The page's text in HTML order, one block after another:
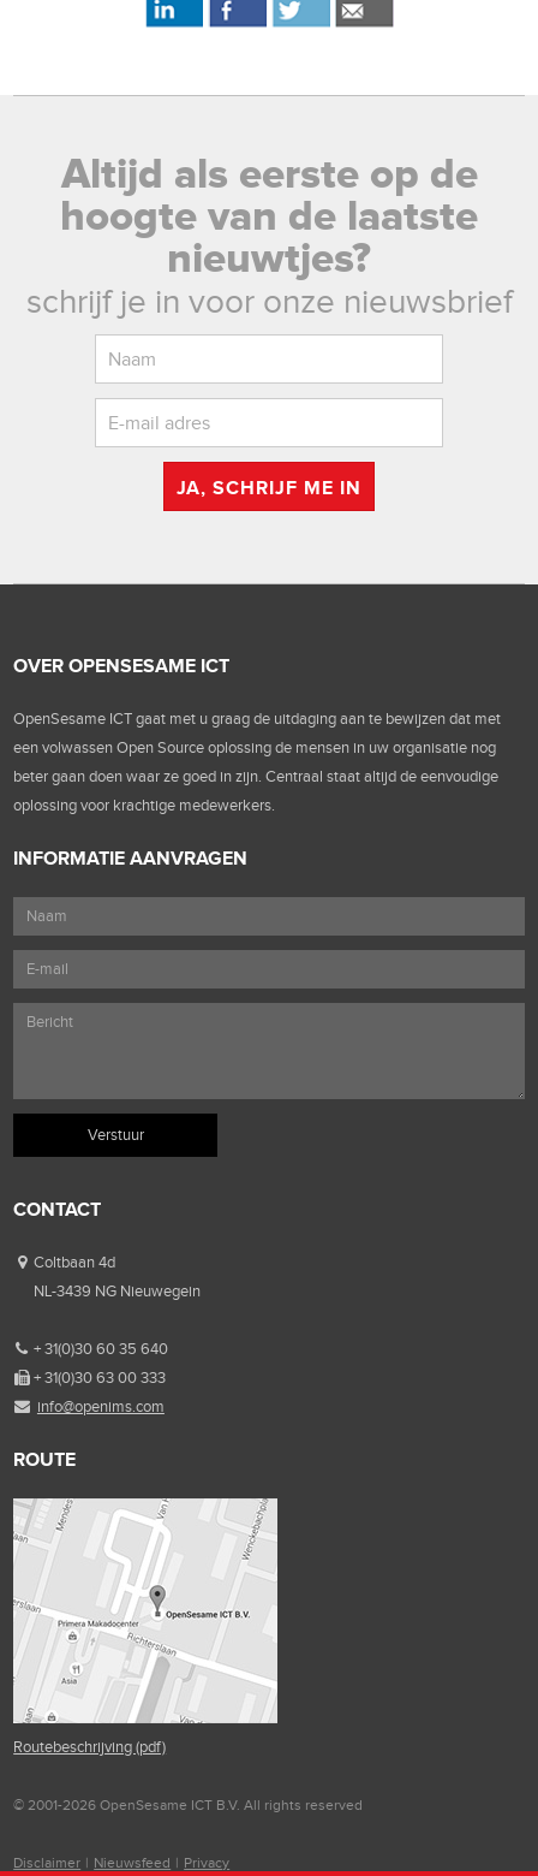
Altijd als eerste op de
hoogte van de laatste
nieuwtjes?
schrijf je in voor onze nieuwsbrief
JA, SCHRIJF ME IN
OVER OPENSESAME ICT
OpenSesame ICT gaat met u graag de uitdaging aan te bewijzen dat met
een volwassen Open Source oplossing de mensen in uw organisatie nog
beter gaan doen waar ze goed in zijn. Centraal staat altijd de eenvoudige
oplossing voor krachtige medewerkers.
INFORMATIE AANVRAGEN
CONTACT
Coltbaan 4d
NL-3439 NG Nieuwegein
+ 31(0)30 60 35 640
+ 31(0)30 63 00 333
info@openims.com
ROUTE
Routebeschrijving (pdf)
© 2001-2026 OpenSesame ICT B.V. All rights reserved
Disclaimer | Nieuwsfeed | Privacy